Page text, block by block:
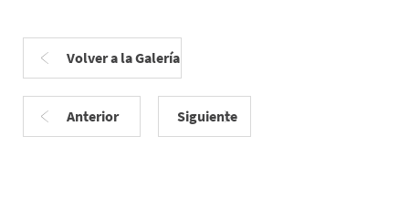
Volver a la Galería
Anterior Siguiente